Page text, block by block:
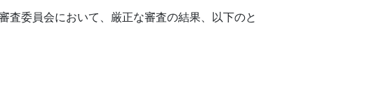
委員会において、厳正な審査の結果、以下のと